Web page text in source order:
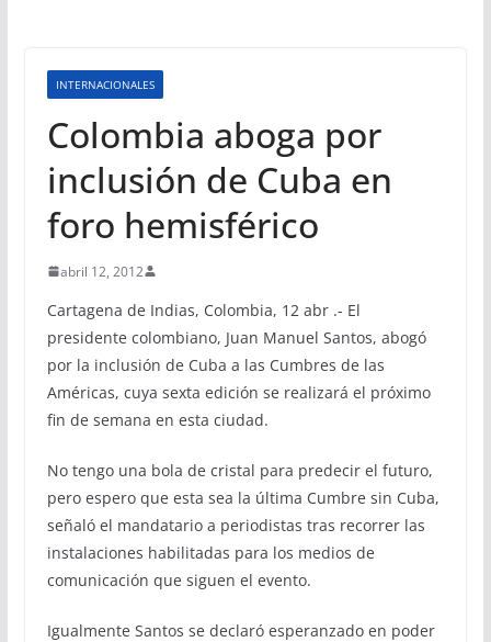
INTERNACIONALES
Colombia aboga por
inclusión de Cuba en
foro hemisférico
abril 12, 2012
Cartagena de Indias, Colombia, 12 abr .- El
presidente colombiano, Juan Manuel Santos, abogó
por la inclusión de Cuba a las Cumbres de las
Américas, cuya sexta edición se realizará el próximo
fin de semana en esta ciudad.
No tengo una bola de cristal para predecir el futuro,
pero espero que esta sea la última Cumbre sin Cuba,
señaló el mandatario a periodistas tras recorrer las
instalaciones habilitadas para los medios de
comunicación que siguen el evento.
Igualmente Santos se declaró esperanzado en poder